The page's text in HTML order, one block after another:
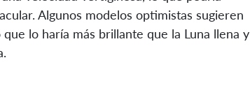
Algunos modelos optimistas sugieren
lo haría más brillante que la Luna llena y